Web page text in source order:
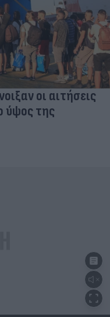
οι αιτήσεις
ύψος της